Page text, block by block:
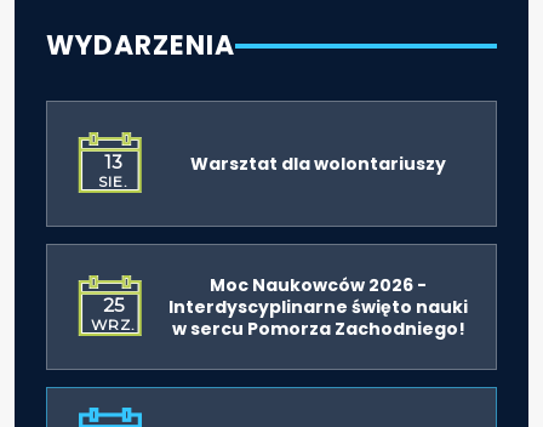
WYDARZENIA
13
SIE.
Warsztat dla wolontariuszy
25
WRZ.
Moc Naukowców 2026 -
Interdyscyplinarne święto nauki
w sercu Pomorza Zachodniego!